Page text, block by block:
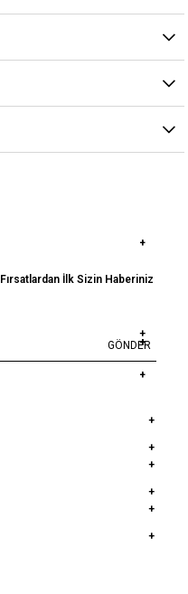
İlk Sizin Haberiniz
GÖNDER